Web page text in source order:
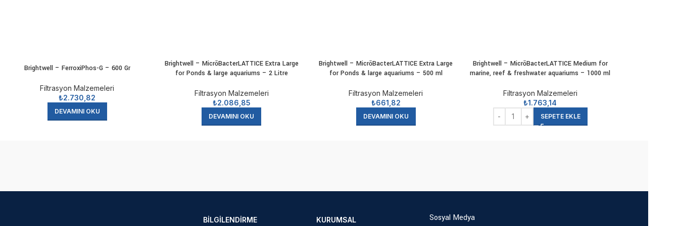
Brightwell – FerroxiPhos-G – 600 Gr
Filtrasyon Malzemeleri
₺2.730,82
DEVAMINI OKU
Brightwell – MicrōBacterLATTICE Extra Large
for Ponds & large aquariums – 2 Litre
Filtrasyon Malzemeleri
₺2.086,85
DEVAMINI OKU
Brightwell – MicrōBacterLATTICE Extra Large
for Ponds & large aquariums – 500 ml
Filtrasyon Malzemeleri
₺661,82
DEVAMINI OKU
Brightwell – MicrōBacterLATTICE Medium for
marine, reef & freshwater aquariums – 1000 ml
Filtrasyon Malzemeleri
₺1.763,14
SEPETE EKLE
BILGILENDIRME KURUMSAL Sosyal Medya